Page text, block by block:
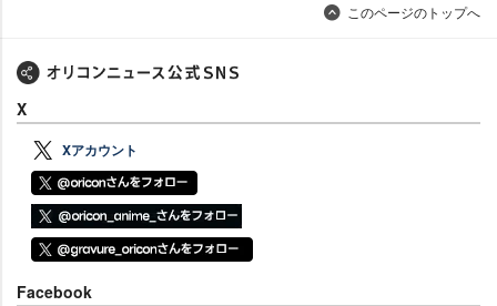
このページのトップへ
X
Xアカウント
Facebook